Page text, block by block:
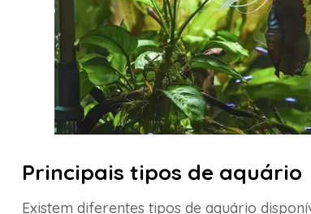
Principais tipos de aquário
Existem diferentes tipos de aquário